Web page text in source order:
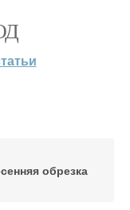
обрезка